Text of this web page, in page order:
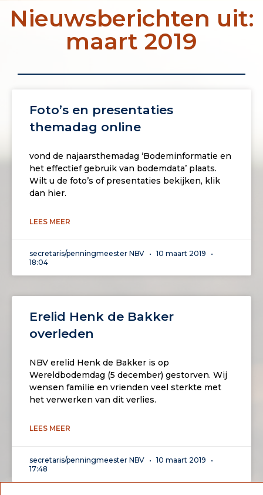
Nieuwsberichten uit:
maart 2019
Foto’s en presentaties
themadag online
vond de najaarsthemadag ‘Bodeminformatie en
het effectief gebruik van bodemdata’ plaats.
Wilt u de foto’s of presentaties bekijken, klik
dan hier.
LEES MEER
secretaris/penningmeester NBV
10 maart 2019
18:04
Erelid Henk de Bakker
overleden
NBV erelid Henk de Bakker is op
Wereldbodemdag (5 december) gestorven. Wij
wensen familie en vrienden veel sterkte met
het verwerken van dit verlies.
LEES MEER
secretaris/penningmeester NBV
10 maart 2019
17:48